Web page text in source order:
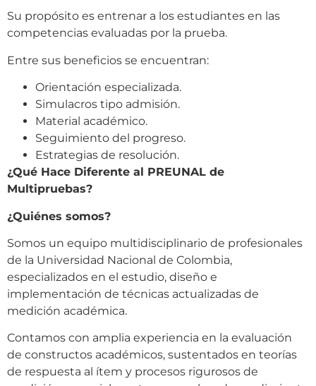
Su propósito es entrenar a los estudiantes en las
competencias evaluadas por la prueba.
Entre sus beneficios se encuentran:
Orientación especializada.
Simulacros tipo admisión.
Material académico.
Seguimiento del progreso.
Estrategias de resolución.
¿Qué Hace Diferente al PREUNAL de
Multipruebas?
¿Quiénes somos?
Somos un equipo multidisciplinario de profesionales
de la Universidad Nacional de Colombia,
especializados en el estudio, diseño e
implementación de técnicas actualizadas de
medición académica.
Contamos con amplia experiencia en la evaluación
de constructos académicos, sustentados en teorías
de respuesta al ítem y procesos rigurosos de